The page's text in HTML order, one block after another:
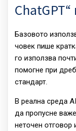
Базовото
човек пише
го използва
помогне при
стандарт.
В реална среда
да пропусне
неточен